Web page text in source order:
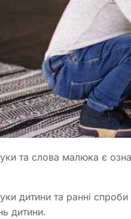
та слова малюка є
дитини та ранні
дитини.